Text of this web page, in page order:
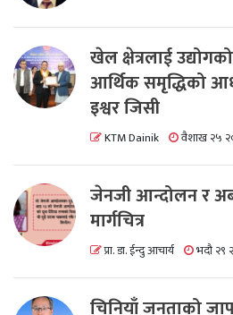
खेल क्षेत्रलाई
आर्थिक समृद्धिको
इश्वर जिसी
KTM Dainik वैशाख २५
जेनजी आन्दोलन र
मार्गचित्र
प्रा. डा. ईन्दु आचार्य भदौ २९
चिनियाँ जनताको